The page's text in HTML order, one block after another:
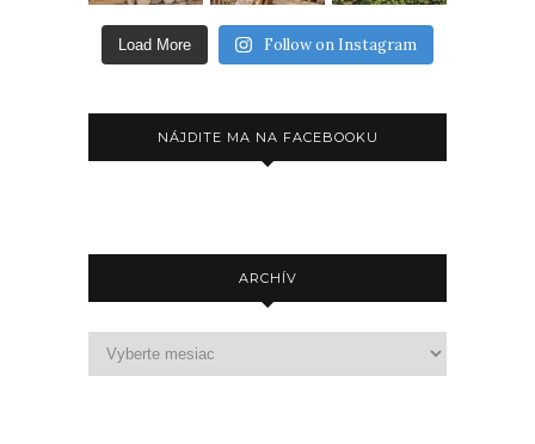
Load More Follow on Instagram
NÁJDITE MA NA FACEBOOKU
ARCHÍV